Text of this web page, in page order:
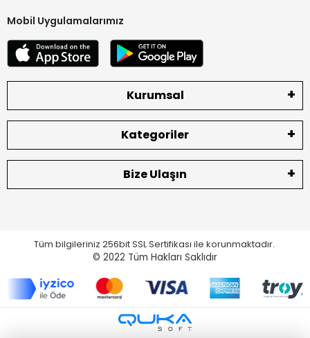
Mobil Uygulamalarımız
Kurumsal
Kategoriler
Bize Ulaşın
Tüm bilgileriniz 256bit SSL Sertifikası ile korunmaktadır.
© 2022 Tüm Hakları Saklıdır